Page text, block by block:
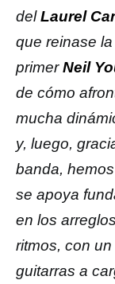
delLaurel
que reinase
primerNeil
de cómo
mucha
y, luego,
banda,
se apoya
en los
ritmos, con
guitarras a